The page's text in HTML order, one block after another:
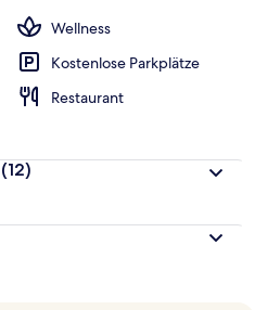
Wellness
Kostenlose Parkplätze
Restaurant
(12)